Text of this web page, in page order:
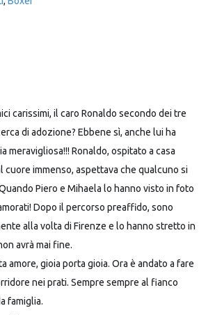
carissimi, il caro Ronaldo secondo dei tre
di adozione? Ebbene sì, anche lui ha
meravigliosa!!! Ronaldo, ospitato a casa
cuore immenso, aspettava che qualcuno si
Piero e Mihaela lo hanno visto in foto
Dopo il percorso preaffido, sono
alla volta di Firenze e lo hanno stretto in
avrà mai fine.
amore, gioia porta gioia. Ora è andato a fare
nei prati. Sempre sempre al fianco
famiglia.